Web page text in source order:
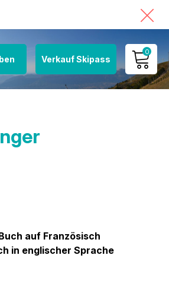
Verkauf Skipass
0
MEIN KONTO
auf Französisch
in englischer Sprache